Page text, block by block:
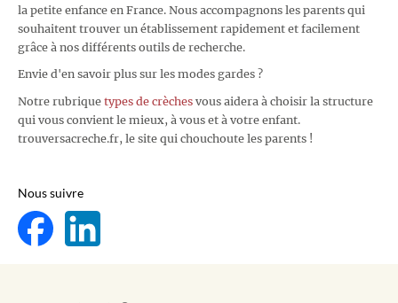
la petite enfance en France. Nous accompagnons les parents qui
souhaitent trouver un établissement rapidement et facilement
grâce à nos différents outils de recherche.
Envie d'en savoir plus sur les modes gardes ?
Notre rubrique types de crèches vous aidera à choisir la structure
qui vous convient le mieux, à vous et à votre enfant.
trouversacreche.fr, le site qui chouchoute les parents !
Nous suivre